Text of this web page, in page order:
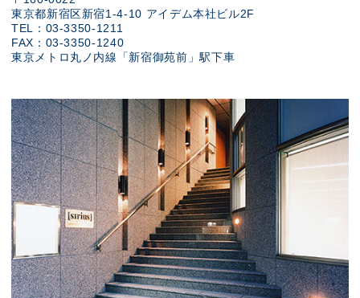
東京都新宿区新宿1-4-10 アイデム本社ビル2F
TEL：03-3350-1211
FAX：03-3350-1240
東京メトロ丸ノ内線「新宿御苑前」駅下車